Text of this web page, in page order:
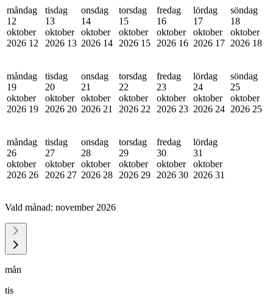
måndag
12
oktober
2026 12
tisdag
13
oktober
2026 13
onsdag
14
oktober
2026 14
torsdag
15
oktober
2026 15
fredag
16
oktober
2026 16
lördag
17
oktober
2026 17
söndag
18
oktober
2026 18
måndag
19
oktober
2026 19
tisdag
20
oktober
2026 20
onsdag
21
oktober
2026 21
torsdag
22
oktober
2026 22
fredag
23
oktober
2026 23
lördag
24
oktober
2026 24
söndag
25
oktober
2026 25
måndag
26
oktober
2026 26
tisdag
27
oktober
2026 27
onsdag
28
oktober
2026 28
torsdag
29
oktober
2026 29
fredag
30
oktober
2026 30
lördag
31
oktober
2026 31
Vald månad: november 2026
mån
tis